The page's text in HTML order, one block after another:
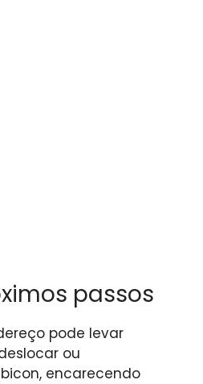
passos
pode levar
ou
encarecendo